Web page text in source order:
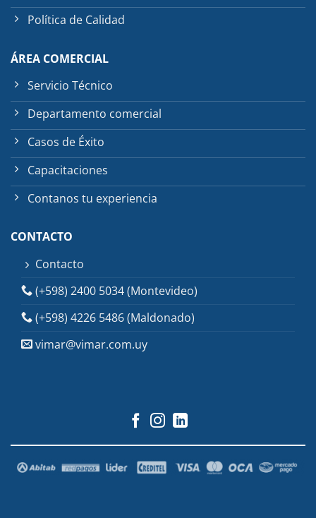
Política de Calidad
ÁREA COMERCIAL
Servicio Técnico
Departamento comercial
Casos de Éxito
Capacitaciones
Contanos tu experiencia
CONTACTO
Contacto
(+598) 2400 5034 (Montevideo)
(+598) 4226 5486 (Maldonado)
vimar@vimar.com.uy